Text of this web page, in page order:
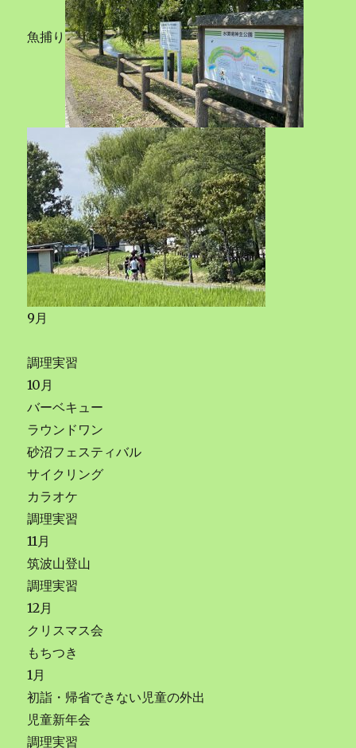
魚捕り
9月
調理実習
10月
バーベキュー
ラウンドワン
砂沼フェスティバル
サイクリング
カラオケ
調理実習
11月
筑波山登山
調理実習
12月
クリスマス会
もちつき
1月
初詣・帰省できない児童の外出
児童新年会
調理実習